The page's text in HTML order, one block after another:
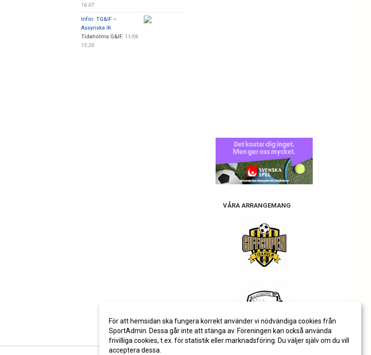
16:07
Inför: TG&IF –
Assyriska IK
Tidaholms G&IF, 11/06
15:20
VÅRA ARRANGEMANG
För att hemsidan ska fungera korrekt använder vi nödvändiga cookies från
SportAdmin. Dessa går inte att stänga av. Föreningen kan också använda
frivilliga cookies, t.ex. för statistik eller marknadsföring. Du väljer själv om du vill
acceptera dessa.